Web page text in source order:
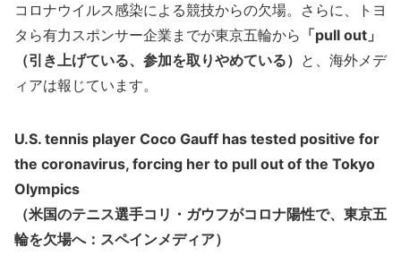
コロナウイルス感染による競技からの欠場。さらに、トヨ
タら有力スポンサー企業までが東京五輪から 「pull out」
（引き上げている、参加を取りやめている） と、海外メデ
ィアは報じています。
U.S. tennis player Coco Gauff has tested positive for
the coronavirus, forcing her to pull out of the Tokyo
Olympics
（米国のテニス選手コリ・ガウフがコロナ陽性で、東京五
輪を欠場へ：スペインメディア）